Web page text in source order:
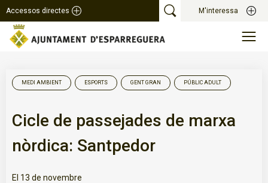
Accessos directes M'interessa
MEDI AMBIENT ESPORTS GENT GRAN PÚBLIC ADULT
Cicle de passejades de marxa
nòrdica: Santpedor
El 13 de novembre